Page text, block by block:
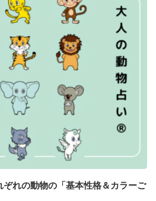
ぞれの動物の「基本性格＆カラーご